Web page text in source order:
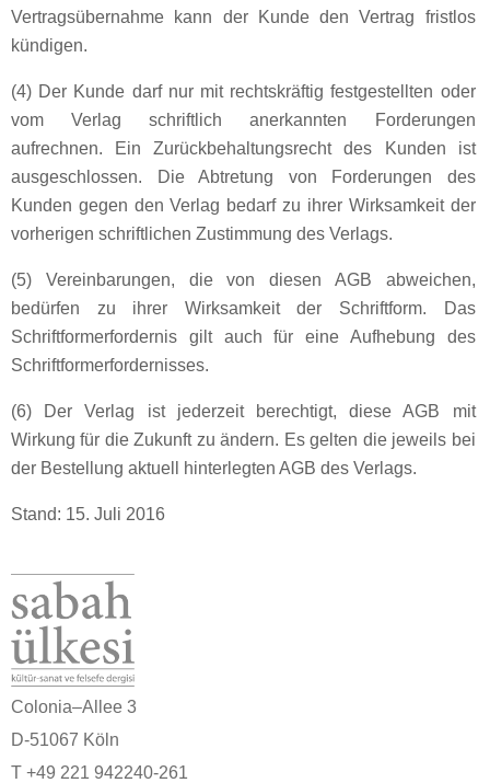
Vertragsübernahme kann der Kunde den Vertrag fristlos
kündigen.
(4) Der Kunde darf nur mit rechtskräftig festgestellten oder
vom Verlag schriftlich anerkannten Forderungen
aufrechnen. Ein Zurückbehaltungsrecht des Kunden ist
ausgeschlossen. Die Abtretung von Forderungen des
Kunden gegen den Verlag bedarf zu ihrer Wirksamkeit der
vorherigen schriftlichen Zustimmung des Verlags.
(5) Vereinbarungen, die von diesen AGB abweichen,
bedürfen zu ihrer Wirksamkeit der Schriftform. Das
Schriftformerfordernis gilt auch für eine Aufhebung des
Schriftformerfordernisses.
(6) Der Verlag ist jederzeit berechtigt, diese AGB mit
Wirkung für die Zukunft zu ändern. Es gelten die jeweils bei
der Bestellung aktuell hinterlegten AGB des Verlags.
Stand: 15. Juli 2016
Colonia–Allee 3
D-51067 Köln
T +49 221 942240-261